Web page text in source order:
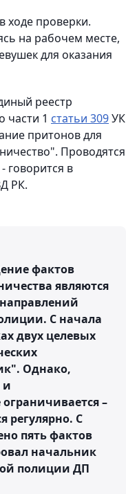
ходе проверки.
на рабочем месте,
для оказания
реестр
части 1 статьи 309УК
притонов для
Проводятся
говорится в
РК.
фактов
являются
С начала
двух целевых
Однако,
и
–
регулярно. С
пять фактов
начальник
полиции ДП